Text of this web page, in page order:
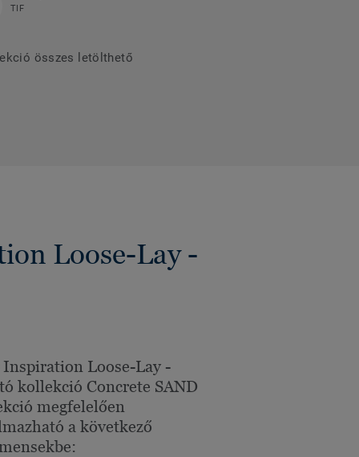
TIF
összes letölthető
Loose-Lay -
Inspiration Loose-Lay -
kollekció Concrete SAND
megfelelően
a következő